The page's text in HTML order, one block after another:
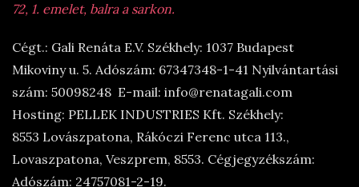
72, 1. emelet, balra a sarkon.
Cégt.: Gali Renáta E.V. Székhely: 1037 Budapest
Mikoviny u. 5. Adószám: 67347348-1-41 Nyilvántartási
szám: 50098248 E-mail: info@renatagali.com
Hosting: PELLEK INDUSTRIES Kft. Székhely:
8553 Lovászpatona, Rákóczi Ferenc utca 113.,
Lovaszpatona, Veszprem, 8553. Cégjegyzékszám:
Adószám: 24757081-2-19.